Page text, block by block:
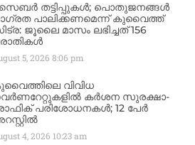
തട്ടിപ്പുകൾ; പൊതുജനങ്ങൾ
പാലിക്കണമെന്ന് കുവൈത്ത്
ജൂലൈ മാസം ലഭിച്ചത് 156
5, 20268:06 pm
വിവിധ
കർശന സുരക്ഷാ-
പരിശോധനകൾ; 12 പേർ
4, 2026 10:23 am